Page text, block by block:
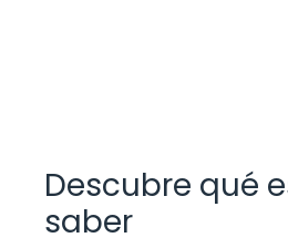
Descubre qué
saber